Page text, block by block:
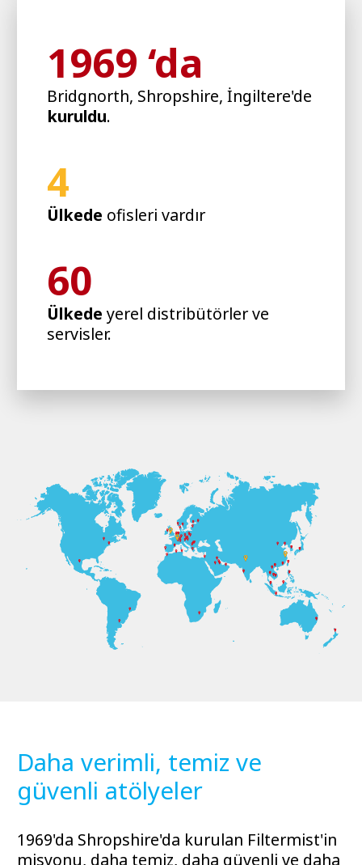
1969 ‘da
Bridgnorth, Shropshire, İngiltere'de
kuruldu.
4
Ülkede ofisleri vardır
60
Ülkede yerel distribütörler ve
servisler.
Daha verimli, temiz ve
güvenli atölyeler
1969'da Shropshire'da kurulan Filtermist'in
misyonu, daha temiz, daha güvenli ve daha